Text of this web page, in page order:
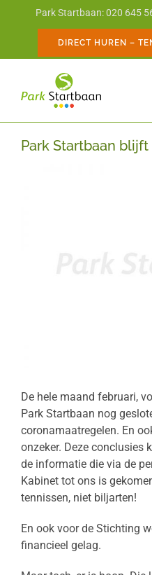
Park Startbaan: 020 645
DIRECT HUREN –
Park Startbaan
De hele maand februari,
Park Startbaan nog
coronamaatregelen. En
onzeker. Deze conclusies
de informatie die via de
Kabinet tot ons is
tennissen, niet biljarten!
En ook voor de Stichting
financieel gelag.